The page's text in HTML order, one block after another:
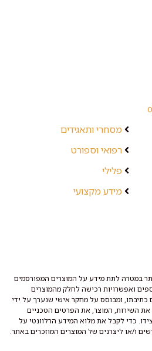
מסחרי ותאגידים
רפואי וספורט
פלילי
מידע מקצועי
במטרה לתת מידע על המוצרים המפורסמים
ואפשרויות רכישה לחלק מהמוצרים
כתיבתו, ומבוסס על מחקר אישי שנערך על ידי
את השירות, המוצר, את הפרטים הטכניים
כדי לקבל את מלוא המידע הרלוונטי על
ו/או ליצרנים של המוצרים המוזכרים באתר.